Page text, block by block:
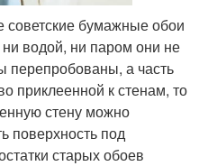
советские бумажные обои
водой, ни паром они не
перепробованы, а часть
приклеенной к стенам, то
стену можно
поверхность под
старых обоев